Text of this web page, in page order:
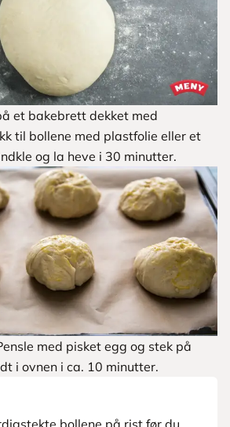
et bakebrett dekket med
til bollene med plastfolie eller et
og la heve i 30 minutter.
med pisket egg og stek på
i ovnen i ca. 10 minutter.
bollene på rist før du